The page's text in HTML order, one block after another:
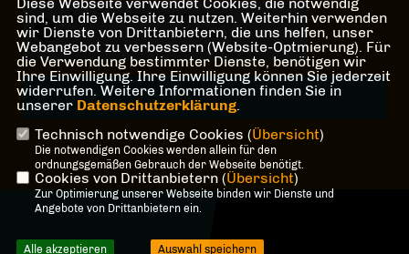
Anti-Roboter-Verifizierung
Hier klicken
FriendlyCaptcha ⇗
* Pflichtfeld!
@2026 CDU Stadtverband Halle
Alle Rechte vorbehalten.
sind, um die Webseite zu nutzen. Weiterhin verwenden
wir Dienste von Drittanbietern, die uns helfen, unser
Webangebot zu verbessern (Website-Optmierung). Für
die Verwendung bestimmter Dienste, benötigen wir
Ihre Einwilligung. Ihre Einwilligung können Sie jederzeit
widerrufen. Weitere Informationen finden Sie in
unserer Datenschutzerklärung.
Technisch notwendige Cookies (Übersicht)
Die notwendigen Cookies werden allein für den
ordnungsgemäßen Gebrauch der Webseite benötigt.
Cookies von Drittanbietern (Übersicht)
Zur Optimierung unserer Webseite binden wir Dienste und
Angebote von Drittanbietern ein.
Alle akzeptieren Auswahl speichern